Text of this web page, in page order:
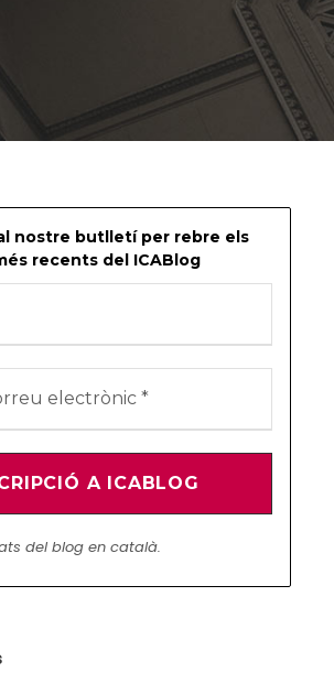
nostre butlletí per rebre els
recents del ICABlog
del blog en català.